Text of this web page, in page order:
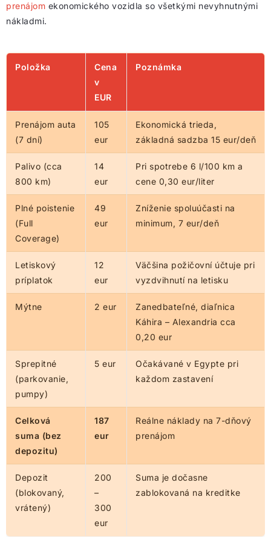
prenájom ekonomického vozidla so všetkými nevyhnutnými
nákladmi.
Položka
Cena
v
EUR
Poznámka
Prenájom auta
(7 dní)
105
eur
Ekonomická trieda,
základná sadzba 15 eur/deň
Palivo (cca
800 km)
14
eur
Pri spotrebe 6 l/100 km a
cene 0,30 eur/liter
Plné poistenie
(Full
Coverage)
49
eur
Zníženie spoluúčasti na
minimum, 7 eur/deň
Letiskový
príplatok
12
eur
Väčšina požičovní účtuje pri
vyzdvihnutí na letisku
Mýtne 2 eur
Zanedbateľné, diaľnica
Káhira – Alexandria cca
0,20 eur
Sprepitné
(parkovanie,
pumpy)
5 eur
Očakávané v Egypte pri
každom zastavení
Celková
suma (bez
depozitu)
187
eur
Reálne náklady na 7-dňový
prenájom
Depozit
(blokovaný,
vrátený)
200
–
300
eur
Suma je dočasne
zablokovaná na kreditke